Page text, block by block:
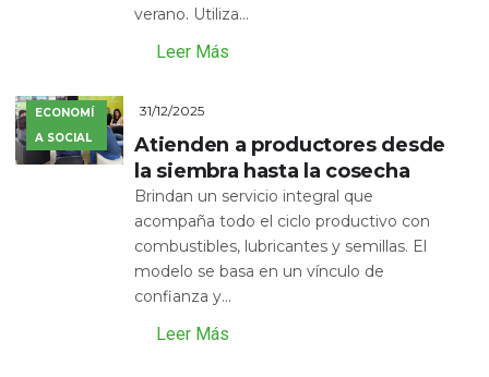
verano. Utiliza...
Leer Más
ECONOMÍ
A SOCIAL
31/12/2025
Atienden a productores desde
la siembra hasta la cosecha
Brindan un servicio integral que
acompaña todo el ciclo productivo con
combustibles, lubricantes y semillas. El
modelo se basa en un vínculo de
confianza y...
Leer Más